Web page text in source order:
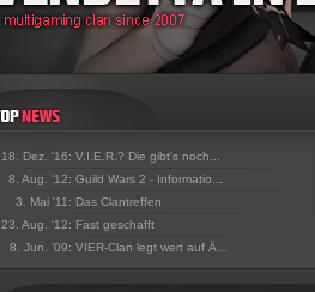
18. Dez. '16: V.I.E.R.? Die gibt's noch...
8. Aug. '12: Guild Wars 2 - Informatio...
3. Mai '11: Das Clantreffen
23. Aug. '12: Fast geschafft
8. Jun. '09: VIER-Clan legt wert auf Ä...